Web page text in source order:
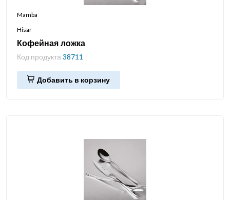
Mamba
Hisar
Кофейная ложка
Код продукта 38711
Добавить в корзину